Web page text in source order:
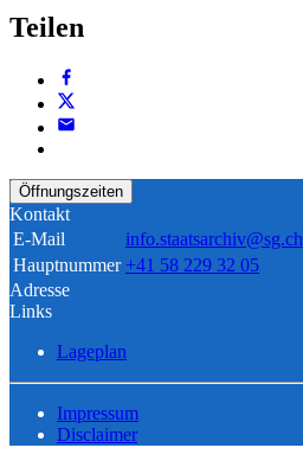
Teilen
Öffnungszeiten
Kontakt
E-Mail
info.staatsarchiv@sg.ch
Hauptnummer +41 58 229 32 05
Adresse
Links
Lageplan
Impressum
Disclaimer